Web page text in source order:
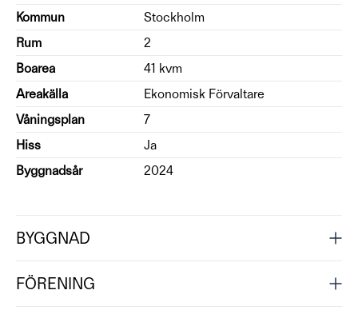
Kommun
Stockholm
Rum
2
Boarea
41 kvm
Areakälla
Ekonomisk Förvaltare
Våningsplan
7
Hiss
Ja
Byggnadsår
2024
BYGGNAD
FÖRENING